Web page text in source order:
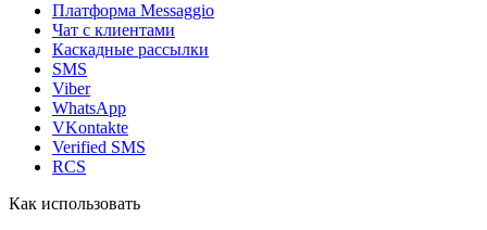
Платформа Messaggio
Чат с клиентами
Каскадные рассылки
SMS
Viber
WhatsApp
VKontakte
Verified SMS
RCS
Как использовать